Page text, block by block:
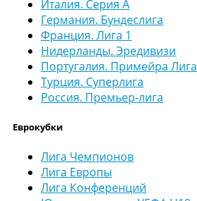
Италия. Серия А
Германия. Бундеслига
Франция. Лига 1
Нидерланды. Эредивизи
Португалия. Примейра Лига
Турция. Суперлига
Россия. Премьер-лига
Еврокубки
Лига Чемпионов
Лига Европы
Лига Конференций